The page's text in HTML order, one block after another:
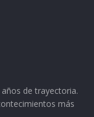
de trayectoria.
más